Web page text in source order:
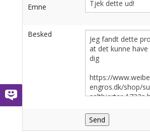
Emne
Besked